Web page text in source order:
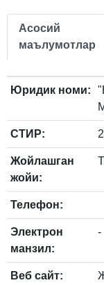
Асосий
маълумотлар
Юридик номи:
СТИР:
Жойлашган
жойи:
Телефон:
Электрон
манзил:
-
Веб сайт: